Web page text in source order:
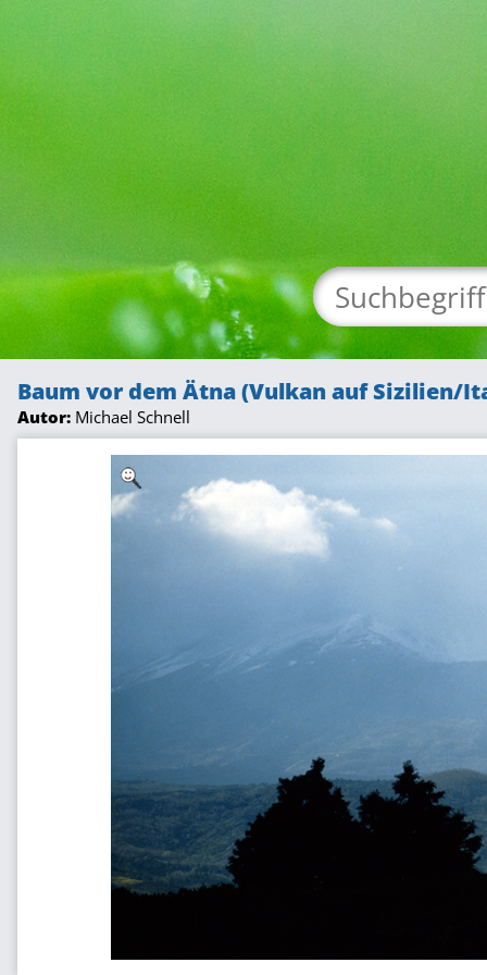
Baum vor dem Ätna (Vulkan auf Sizilien/
Autor: Michael Schnell